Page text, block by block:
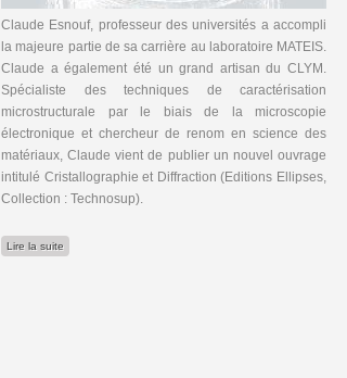
Claude Esnouf, professeur des universités a accompli
la majeure partie de sa carrière au laboratoire MATEIS.
Claude a également été un grand artisan du CLYM.
Spécialiste des techniques de caractérisation
microstructurale par le biais de la microscopie
électronique et chercheur de renom en science des
matériaux, Claude vient de publier un nouvel ouvrage
intitulé Cristallographie et Diffraction (Editions Ellipses,
Collection : Technosup).
Lire la suite